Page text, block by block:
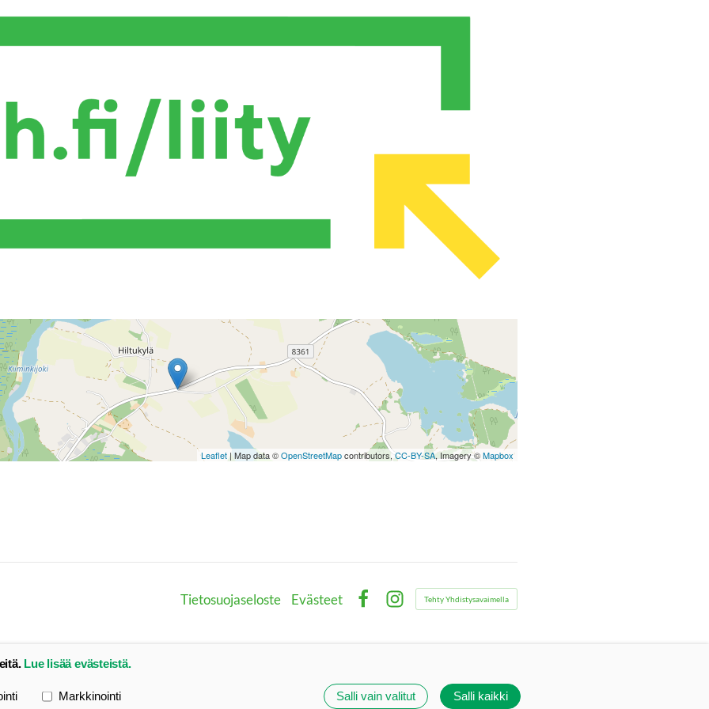
Leaflet | Map data ©OpenStreetMapcontributors,CC-BY-SA, Imagery ©Mapbox
Tietosuojaseloste
Evästeet
Instagram
Tehty Yhdistysavaimella
Lue lisää evästeistä.
Markkinointi Salli vain valitut Salli kaikki